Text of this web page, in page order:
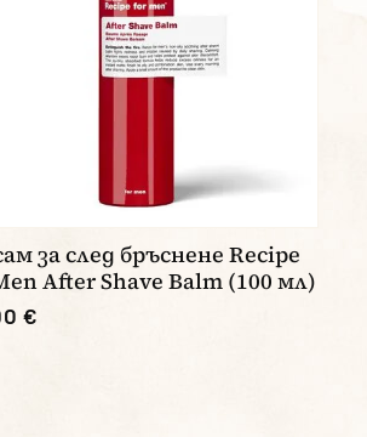
за след бръснене Recipe
After Shave Balm (100 мл)
€